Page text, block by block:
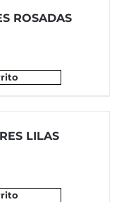
ROSADAS
LILAS